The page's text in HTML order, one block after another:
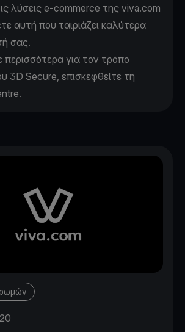
λύσεις e-commerce της viva.com
αυτή που ταιριάζει καλύτερα
σας.
περισσότερα για τον τρόπο
3D Secure, επισκεφθείτε τη